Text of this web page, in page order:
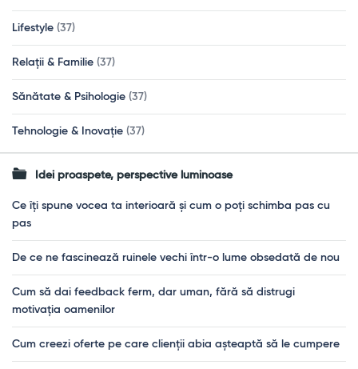
Lifestyle (37)
Relații & Familie (37)
Sănătate & Psihologie (37)
Tehnologie & Inovație (37)
Idei proaspete, perspective luminoase
Ce îți spune vocea ta interioară și cum o poți schimba pas cu
pas
De ce ne fascinează ruinele vechi într-o lume obsedată de nou
Cum să dai feedback ferm, dar uman, fără să distrugi
motivația oamenilor
Cum creezi oferte pe care clienții abia așteaptă să le cumpere